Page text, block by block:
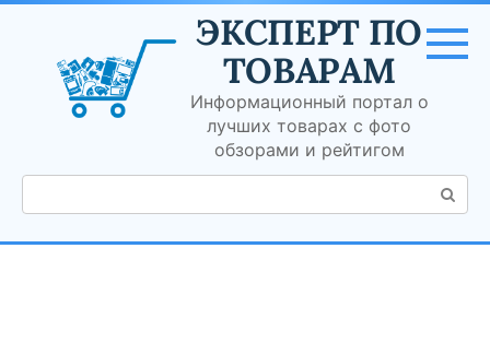
Перейти
контенту
ЭКСПЕРТ ПО
ТОВАРАМ
Информационный портал о
лучших товарах с фото
обзорами и рейтигом
Поиск: